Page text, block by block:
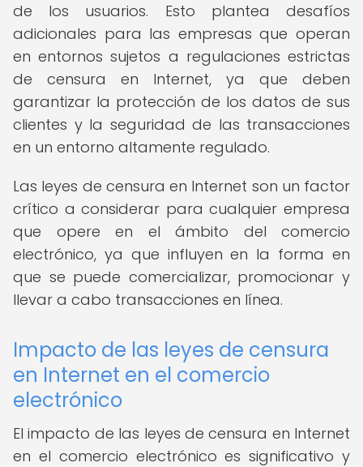
de los usuarios. Esto plantea desafíos
adicionales para las empresas que operan
en entornos sujetos a regulaciones estrictas
de censura en Internet, ya que deben
garantizar la protección de los datos de sus
clientes y la seguridad de las transacciones
en un entorno altamente regulado.
Las leyes de censura en Internet son un factor
crítico a considerar para cualquier empresa
que opere en el ámbito del comercio
electrónico, ya que influyen en la forma en
que se puede comercializar, promocionar y
llevar a cabo transacciones en línea.
Impacto de las leyes de censura
en Internet en el comercio
electrónico
El impacto de las leyes de censura en Internet
en el comercio electrónico es significativo y